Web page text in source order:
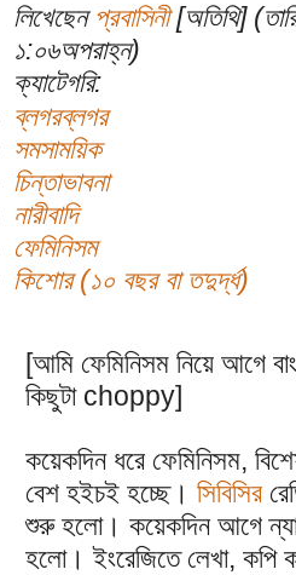
লিখেছেন প্রবাসিনী[অতিথি]
১:০৬অপরাহ্ন)
ক্যাটেগরি:
ব্লগরব্লগর
সমসাময়িক
চিন্তাভাবনা
নারীবাদি
ফেমিনিসম
কিশোর (১০ বছর বা তদুর্দ্ধ)
[আমি ফেমিনিসম নিয়ে আগে
কিছুটা choppy]
কয়েকদিন ধরে ফেমিনিসম,
বেশ হইচই হচ্ছে। সিবিসির
শুরু হলো। কয়েকদিন আগে
হলো। ইংরেজিতে লেখা, কপি